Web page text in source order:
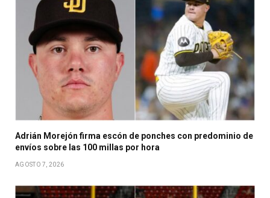
Adrián Morejón firma escón de ponches con predominio de
envíos sobre las 100 millas por hora
AGOSTO 7, 2026